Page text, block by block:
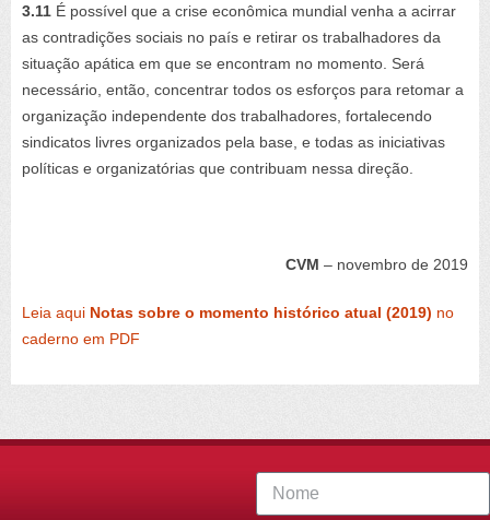
3.11 É possível que a crise econômica mundial venha a acirrar
as contradições sociais no país e retirar os trabalhadores da
situação apática em que se encontram no momento. Será
necessário, então, concentrar todos os esforços para retomar a
organização independente dos trabalhadores, fortalecendo
sindicatos livres organizados pela base, e todas as iniciativas
políticas e organizatórias que contribuam nessa direção.
CVM – novembro de 2019
Leia aqui Notas sobre o momento histórico atual (2019) no
caderno em PDF